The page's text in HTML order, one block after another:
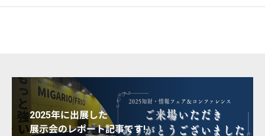
2025年に出展した
展示会のレポート記事です!